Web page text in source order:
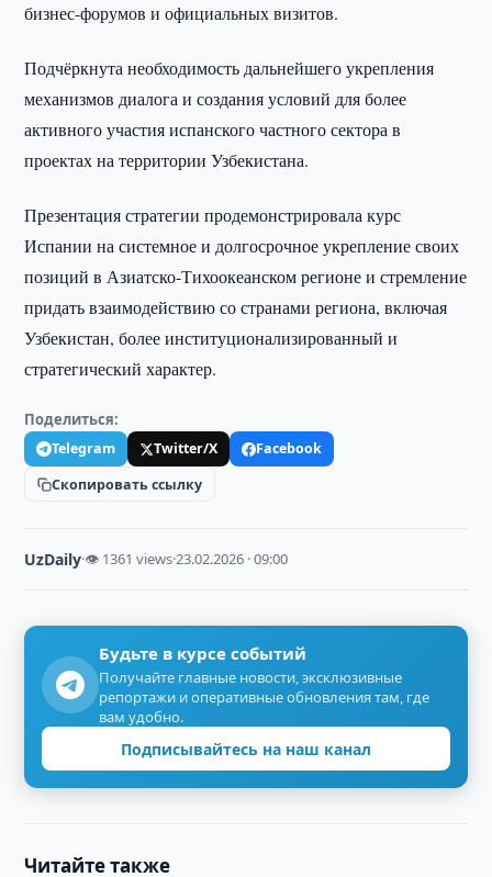
бизнес-форумов и официальных визитов.
Подчёркнута необходимость дальнейшего укрепления
механизмов диалога и создания условий для более
активного участия испанского частного сектора в
проектах на территории Узбекистана.
Презентация стратегии продемонстрировала курс
Испании на системное и долгосрочное укрепление своих
позиций в Азиатско-Тихоокеанском регионе и стремление
придать взаимодействию со странами региона, включая
Узбекистан, более институционализированный и
стратегический характер.
Поделиться:
Telegram Twitter/X
Facebook
Скопировать ссылку
UzDaily·👁 1361 views·23.02.2026 · 09:00
Будьте в курсе событий
Получайте главные новости, эксклюзивные
репортажи и оперативные обновления там, где
вам удобно.
Подписывайтесь на наш канал
Читайте также